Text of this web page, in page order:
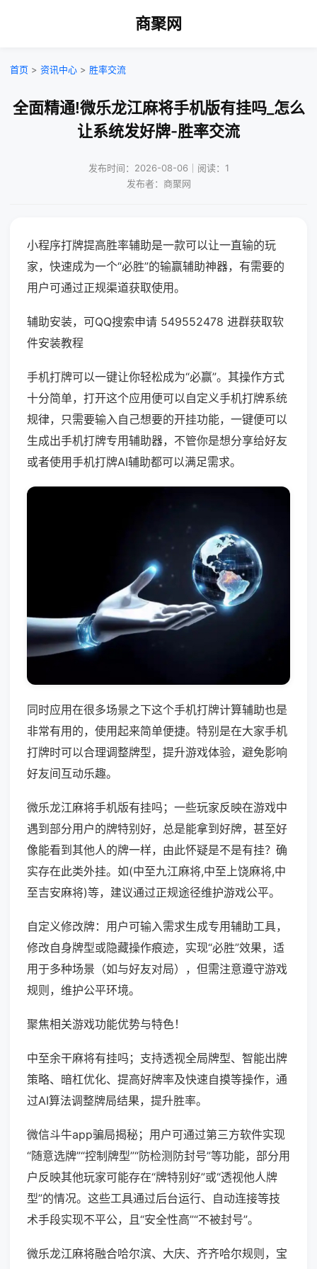
商聚网
首页 > 资讯中心 > 胜率交流
全面精通!微乐龙江麻将手机版有挂吗_怎么
让系统发好牌-胜率交流
发布时间：2026-08-06｜阅读：1
发布者：商聚网
小程序打牌提高胜率辅助是一款可以让一直输的玩
家，快速成为一个“必胜”的输赢辅助神器，有需要的
用户可通过正规渠道获取使用。
辅助安装，可QQ搜索申请 549552478 进群获取软
件安装教程
手机打牌可以一键让你轻松成为“必赢”。其操作方式
十分简单，打开这个应用便可以自定义手机打牌系统
规律，只需要输入自己想要的开挂功能，一键便可以
生成出手机打牌专用辅助器，不管你是想分享给好友
或者使用手机打牌AI辅助都可以满足需求。
同时应用在很多场景之下这个手机打牌计算辅助也是
非常有用的，使用起来简单便捷。特别是在大家手机
打牌时可以合理调整牌型，提升游戏体验，避免影响
好友间互动乐趣。
微乐龙江麻将手机版有挂吗；一些玩家反映在游戏中
遇到部分用户的牌特别好，总是能拿到好牌，甚至好
像能看到其他人的牌一样，由此怀疑是不是有挂？确
实存在此类外挂。如(中至九江麻将,中至上饶麻将,中
至吉安麻将)等，建议通过正规途径维护游戏公平。
自定义修改牌：用户可输入需求生成专用辅助工具，
修改自身牌型或隐藏操作痕迹，实现“必胜”效果，适
用于多种场景（如与好友对局），但需注意遵守游戏
规则，维护公平环境。
聚焦相关游戏功能优势与特色！
中至余干麻将有挂吗；支持透视全局牌型、智能出牌
策略、暗杠优化、提高好牌率及快速自摸等操作，通
过AI算法调整牌局结果，提升胜率。
微信斗牛app骗局揭秘；用户可通过第三方软件实现
“随意选牌”“控制牌型”“防检测防封号”等功能，部分用
户反映其他玩家可能存在“牌特别好”或“透视他人牌
型”的情况。这些工具通过后台运行、自动连接等技
术手段实现不平公，且“安全性高”“不被封号”。
微乐龙江麻将融合哈尔滨、大庆、齐齐哈尔规则，宝